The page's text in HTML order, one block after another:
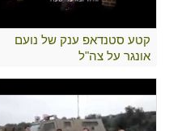
קטע סטנדאפ ענק של נועם
אונגר על צה"ל